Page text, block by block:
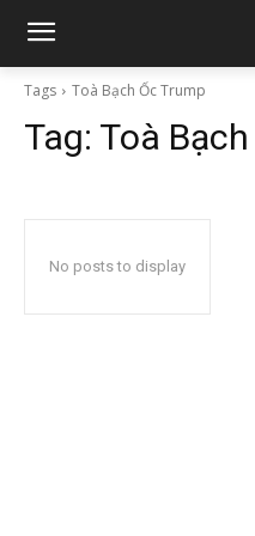
Tags Toà Bạch Ốc Trump
Tag: Toà
No posts to display